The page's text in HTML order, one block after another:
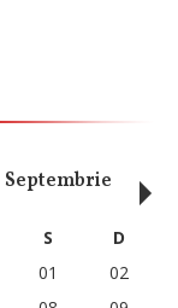
Septembrie
S
D
01
02